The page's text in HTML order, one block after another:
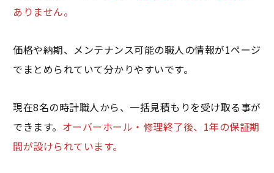
ありません。
価格や納期、メンテナンス可能の職人の情報が1ページ
でまとめられていて分かりやすいです。
現在8名の時計職人から、一括見積もりを受け取る事が
できます。 オーバーホール・修理終了後、1年の保証期
間が設けられています。